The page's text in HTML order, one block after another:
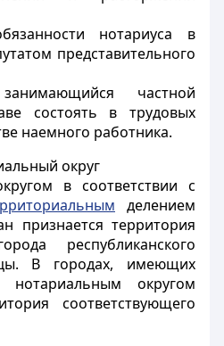
нотариуса в
представительного
частной
состоять в трудовых
наемного работника.
округ
в соответствии с
делением
признается территория
республиканского
В городах, имеющих
нотариальным округом
соответствующего